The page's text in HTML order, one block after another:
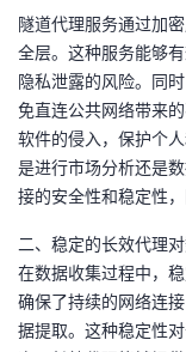
子
直
播
的
活
动
我
的
关
注
的
课
程
我
的
认
证
我
的
实
验
我
的
收
藏
术
支
持
云
声
建
议
隧道代理服务通过加
全层。这种服务能够
隐私泄露的风险。同
免直连公共网络带来
软件的侵入，保护个
是进行市场分析还是
接的安全性和稳定性
二、稳定的长效代理
在数据收集过程中，
确保了持续的网络连
据提取。这种稳定性